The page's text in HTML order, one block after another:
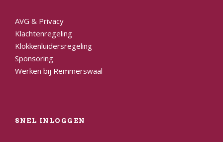
AVG & Privacy
Klachtenregeling
Klokkenluidersregeling
Sponsoring
Werken bij Remmerswaal
SNEL INLOGGEN